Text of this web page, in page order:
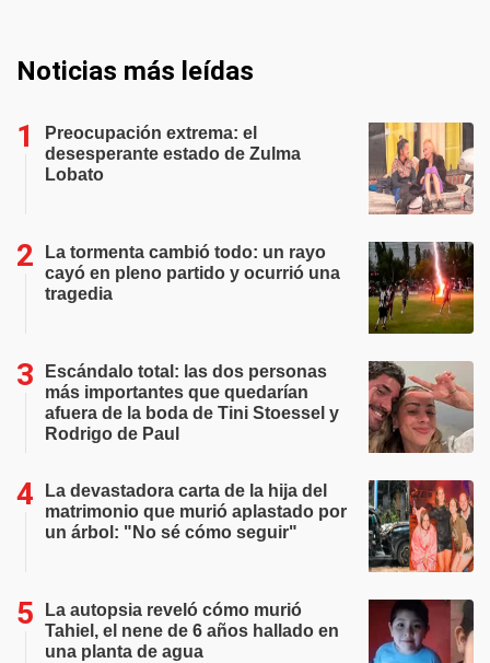
Noticias más leídas
Preocupación extrema: el
desesperante estado de Zulma
Lobato
La tormenta cambió todo: un rayo
cayó en pleno partido y ocurrió una
tragedia
Escándalo total: las dos personas
más importantes que quedarían
afuera de la boda de Tini Stoessel y
Rodrigo de Paul
La devastadora carta de la hija del
matrimonio que murió aplastado por
un árbol: "No sé cómo seguir"
La autopsia reveló cómo murió
Tahiel, el nene de 6 años hallado en
una planta de agua